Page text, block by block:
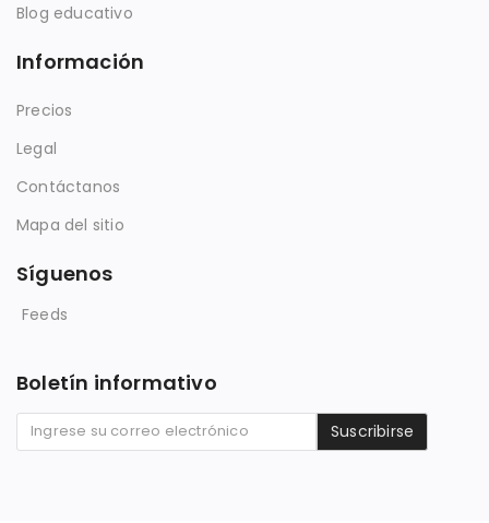
Blog educativo
Información
Precios
Legal
Contáctanos
Mapa del sitio
Síguenos
Feeds
Boletín informativo
Suscribirse